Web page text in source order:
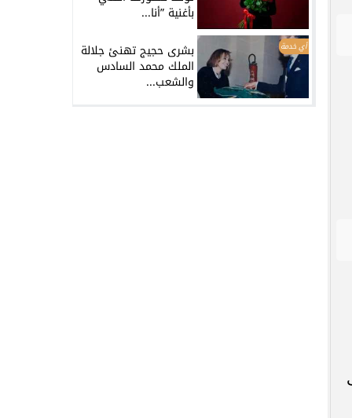
بأغنية ”أنا...
أي خدمة بشرى حجيج تهنئ جلالة
الملك محمد السادس
والشعب...